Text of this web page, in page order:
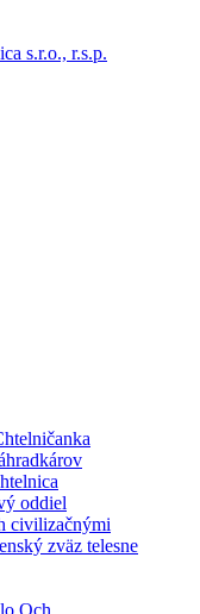
s.r.o., r.s.p.
oddiel
civilizačnými
zväz telesne
Och